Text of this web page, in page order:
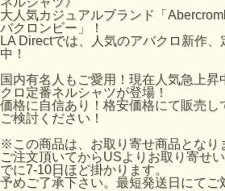
袖丈：約54cm（脇下より採寸）
☆Mサイズ
着丈：約64cm（襟下より採寸。）
身幅：約47cm（脇下より採寸）
袖丈：約55cm（脇下より採寸）
※平置きにて採寸のため若干の誤差
アバクロのサイズの目安
アバクロサイズ:バストサイズ
XSサイズ:79-81cm
Sサイズ:82-86cm
Mサイズ:87-91cm
※AFホームページのサイズ表数値に
安となりますのでご了承ください。
大人気カジュアルブランド「
バクロンビー」！
LA Directでは、人気のアバクロ新作
中！
国内有名人もご愛用！現在人気急上
クロ定番ネルシャツが登場！
価格に自信あり！格安価格にて販売し
ご検討ください！
※この商品は、お取り寄せ商品となり
ご注文頂いてからUSよりお取り寄せ
でに7-10日ほど掛かります。
予めご了承下さい。最短発送日にてご